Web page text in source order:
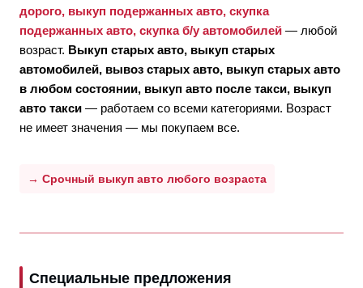
дорого, выкуп подержанных авто, скупка
подержанных авто, скупка б/у автомобилей — любой
возраст. Выкуп старых авто, выкуп старых
автомобилей, вывоз старых авто, выкуп старых авто
в любом состоянии, выкуп авто после такси, выкуп
авто такси — работаем со всеми категориями. Возраст
не имеет значения — мы покупаем все.
→ Срочный выкуп авто любого возраста
Специальные предложения